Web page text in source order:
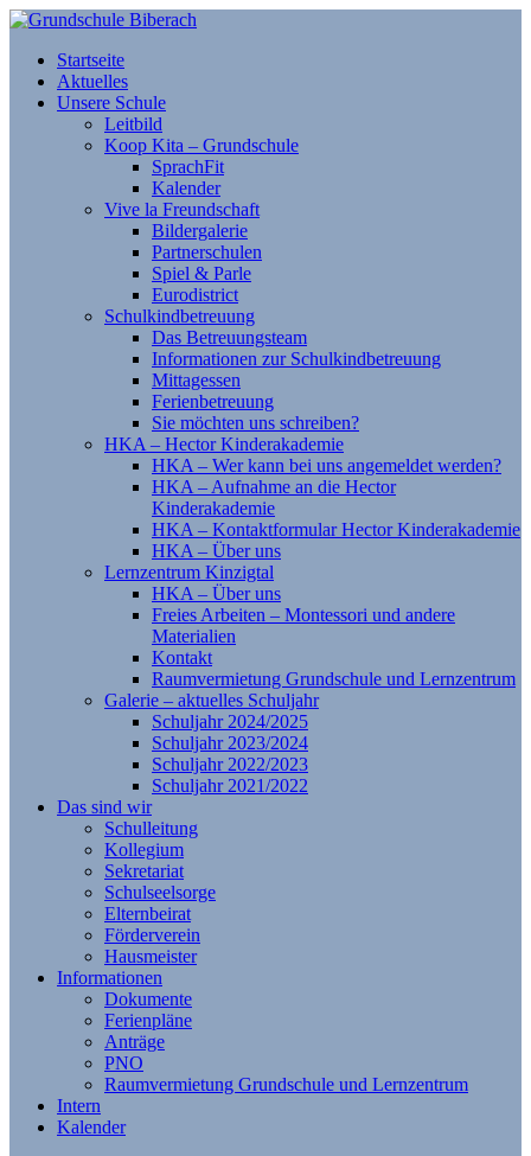
Startseite
Aktuelles
Unsere Schule
Leitbild
Koop Kita – Grundschule
SprachFit
Kalender
Vive la Freundschaft
Bildergalerie
Partnerschulen
Spiel & Parle
Eurodistrict
Schulkindbetreuung
Das Betreuungsteam
Informationen zur Schulkindbetreuung
Mittagessen
Ferienbetreuung
Sie möchten uns schreiben?
HKA – Hector Kinderakademie
HKA – Wer kann bei uns angemeldet werden?
HKA – Aufnahme an die Hector
Kinderakademie
HKA – Kontaktformular Hector Kinderakademie
HKA – Über uns
Lernzentrum Kinzigtal
HKA – Über uns
Freies Arbeiten – Montessori und andere
Materialien
Kontakt
Raumvermietung Grundschule und Lernzentrum
Galerie – aktuelles Schuljahr
Schuljahr 2024/2025
Schuljahr 2023/2024
Schuljahr 2022/2023
Schuljahr 2021/2022
Das sind wir
Schulleitung
Kollegium
Sekretariat
Schulseelsorge
Elternbeirat
Förderverein
Hausmeister
Informationen
Dokumente
Ferienpläne
Anträge
PNO
Raumvermietung Grundschule und Lernzentrum
Intern
Kalender